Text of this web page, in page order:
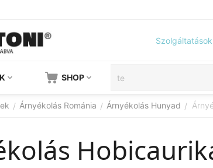
Szolgáltatások
SHOP
/ Árnyékolás Románia / Árnyékolás Hunyad /